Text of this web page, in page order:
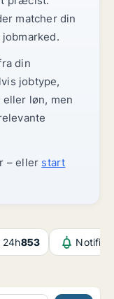
matcher din
din
jobtype,
løn, men
– eller start
24h853